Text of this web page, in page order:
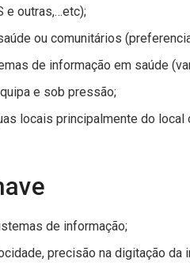
e outras,…etc);
ou comunitários
de informação em saúde
e sob pressão;
locais principalmente do
de informação;
precisão na digitação da